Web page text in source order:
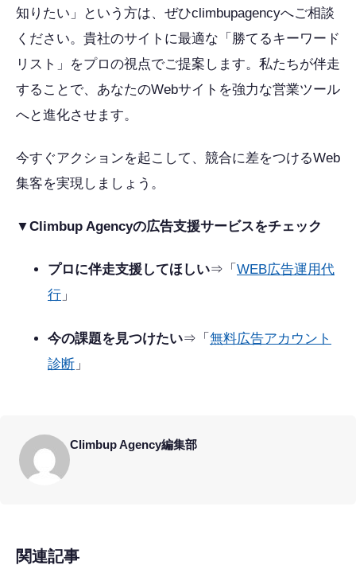
知りたい」という方は、ぜひclimbupagencyへご相談
ください。貴社のサイトに最適な「勝てるキーワード
リスト」をプロの視点でご提案します。私たちが伴走
することで、あなたのWebサイトを強力な営業ツール
へと進化させます。
今すぐアクションを起こして、競合に差をつけるWeb
集客を実現しましょう。
▼Climbup Agencyの広告支援サービスをチェック
プロに伴走支援してほしい⇒「 WEB広告運用代
行 」
今の課題を見つけたい⇒「 無料広告アカウント
診断 」
Climbup Agency編集部
関連記事